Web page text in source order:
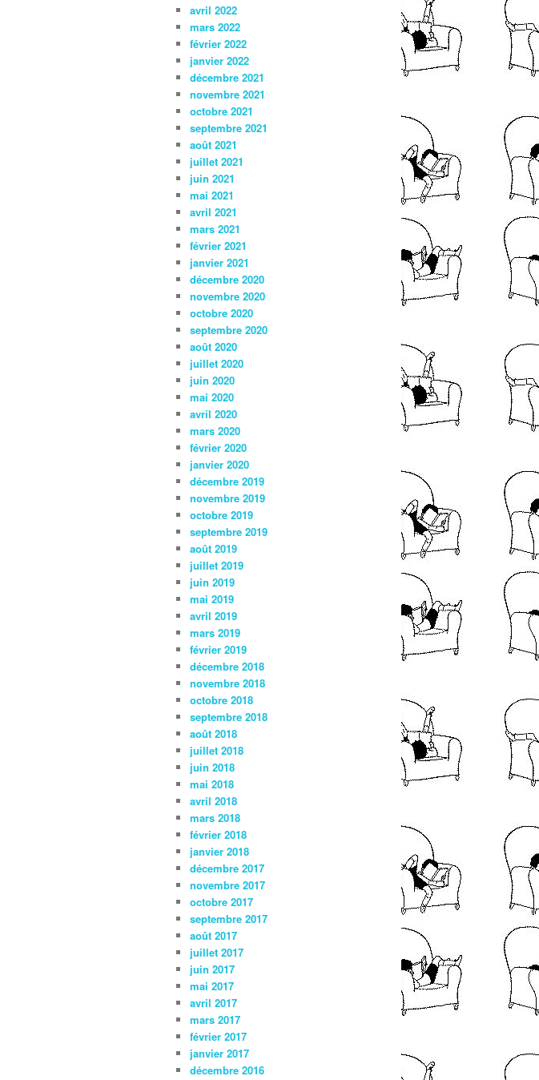
avril 2022
mars 2022
février 2022
janvier 2022
décembre 2021
novembre 2021
octobre 2021
septembre 2021
août 2021
juillet 2021
juin 2021
mai 2021
avril 2021
mars 2021
février 2021
janvier 2021
décembre 2020
novembre 2020
octobre 2020
septembre 2020
août 2020
juillet 2020
juin 2020
mai 2020
avril 2020
mars 2020
février 2020
janvier 2020
décembre 2019
novembre 2019
octobre 2019
septembre 2019
août 2019
juillet 2019
juin 2019
mai 2019
avril 2019
mars 2019
février 2019
décembre 2018
novembre 2018
octobre 2018
septembre 2018
août 2018
juillet 2018
juin 2018
mai 2018
avril 2018
mars 2018
février 2018
janvier 2018
décembre 2017
novembre 2017
octobre 2017
septembre 2017
août 2017
juillet 2017
juin 2017
mai 2017
avril 2017
mars 2017
février 2017
janvier 2017
décembre 2016